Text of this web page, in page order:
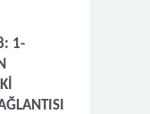
1-